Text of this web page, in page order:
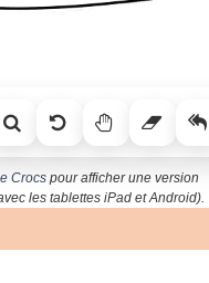
Crocspour afficher une version
les tablettes iPad et Android).